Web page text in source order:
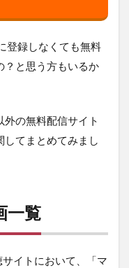
登録しなくても無料
？と思う方もいるか
の無料配信サイト
してまとめてみまし
一覧
イトにおいて、「マ